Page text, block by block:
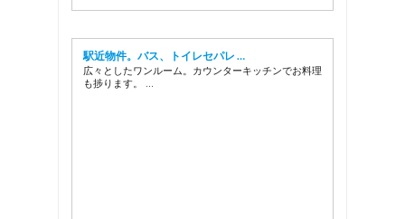
駅近物件。バス、トイレセパレ …
広々としたワンルーム。カウンターキッチンでお料理
も捗ります。 …